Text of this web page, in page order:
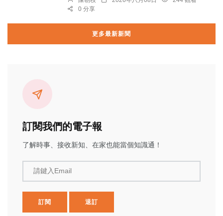
0 分享
更多最新新聞
訂閱我們的電子報
了解時事、接收新知、在家也能當個知識通！
請鍵入Email
訂閱 退訂